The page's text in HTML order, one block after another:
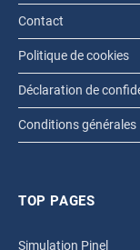
Contact
Politique de cookies
Déclaration de
Conditions générales
TOP PAGES
Simulation Pinel